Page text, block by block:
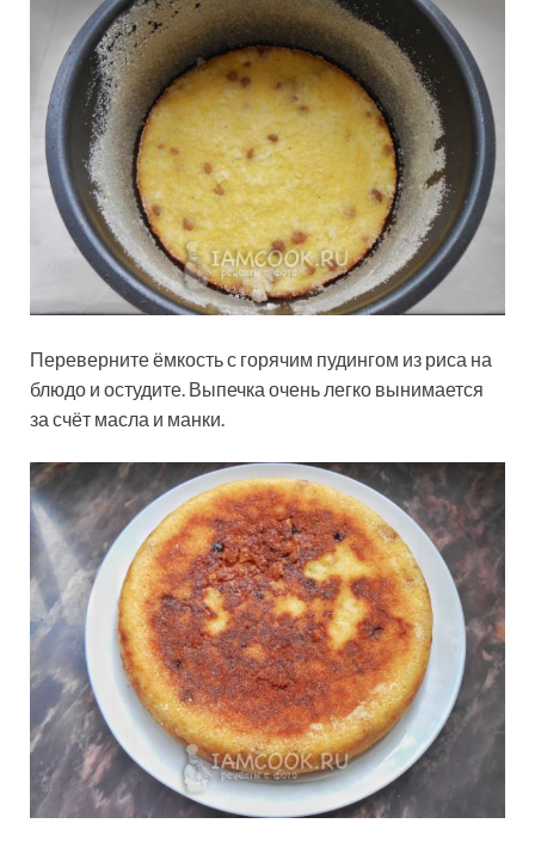
Переверните ёмкость с горячим пудингом из риса на
блюдо и остудите. Выпечка очень легко вынимается
за счёт масла и манки.